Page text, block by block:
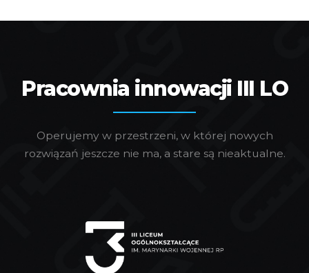
Pracownia innowacji III LO
Operujemy w przestrzeni, w której nowych
rozwiązań jeszcze nie ma, a stare są nieaktualne.